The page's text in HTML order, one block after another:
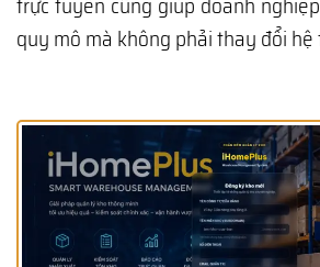
quy mô mà không phải thay đổi